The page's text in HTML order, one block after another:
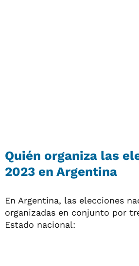
Quién organiza las
2023 en Argentina
En Argentina, las elecciones
organizadas en conjunto por
Estado nacional: